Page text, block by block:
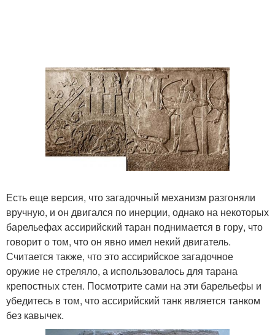
Есть еще версия, что загадочный механизм разгоняли
вручную, и он двигался по инерции, однако на некоторых
барельефах ассирийский таран поднимается в гору, что
говорит о том, что он явно имел некий двигатель.
Считается также, что это ассирийское загадочное
оружие не стреляло, а использовалось для тарана
крепостных стен. Посмотрите сами на эти барельефы и
убедитесь в том, что ассирийский танк является танком
без кавычек.